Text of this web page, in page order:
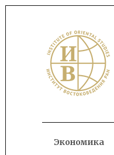
content
Экономика